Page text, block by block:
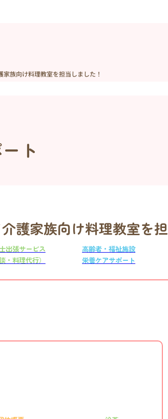
出張サービス
・料理代行）
高齢者・福祉施設
栄養ケアサポート
族向け料理教室を担当しました！
ト
護家族向け料理教室を